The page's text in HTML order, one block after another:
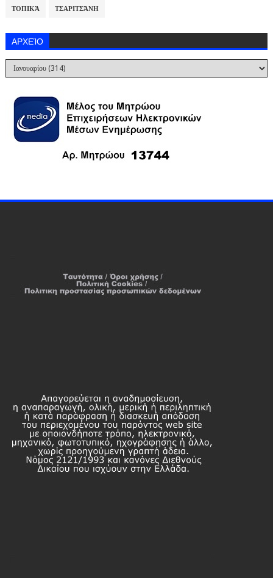
ΤΟΠΙΚΆ ΤΣΑΡΙΤΣΆΝΗ
ΑΡΧΕΊΟ